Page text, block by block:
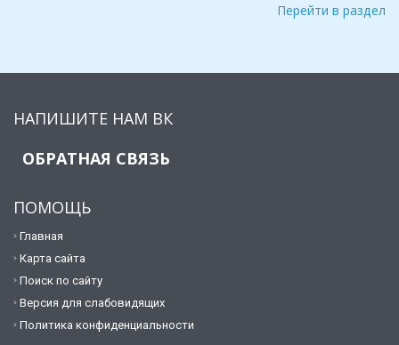
Перейти в раздел
НАПИШИТЕ НАМ ВК
ОБРАТНАЯ СВЯЗЬ
ПОМОЩЬ
Главная
Карта сайта
Поиск по сайту
Версия для слабовидящих
Политика конфиденциальности